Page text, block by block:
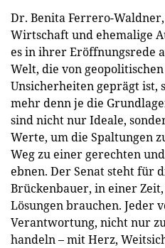
Dr. Benita Ferrero-
Wirtschaft und ehemalige
es in ihrer Eröffnungsrede
Welt, die von
Unsicherheiten geprägt ist,
mehr denn je die
sind nicht nur Ideale,
Werte, um die Spaltungen
Weg zu einer gerechten
ebnen. Der Senat steht für
Brückenbauer, in einer
Lösungen brauchen. Jeder
Verantwortung, nicht nur
handeln – mit Herz,